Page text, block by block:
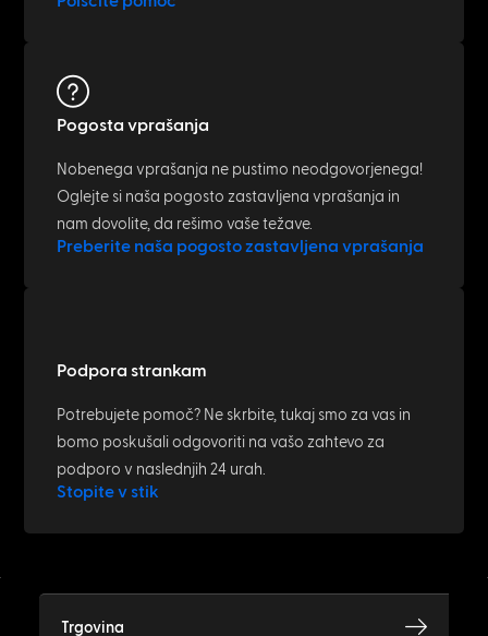
Pogosta vprašanja
Nobenega vprašanja ne pustimo neodgovorjenega!
Oglejte si naša pogosto zastavljena vprašanja in
nam dovolite, da rešimo vaše težave.
Preberite naša pogosto zastavljena vprašanja
Podpora strankam
Potrebujete pomoč? Ne skrbite, tukaj smo za vas in
bomo poskušali odgovoriti na vašo zahtevo za
podporo v naslednjih 24 urah.
Stopite v stik
Trgovina